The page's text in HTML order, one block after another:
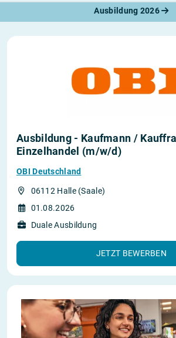
Ausbildung 2026
Ausbildung - Kaufmann /
Einzelhandel (m/w/d)
OBI Deutschland
06112 Halle (Saale)
01.08.2026
Duale Ausbildung
JETZT BEWERBEN